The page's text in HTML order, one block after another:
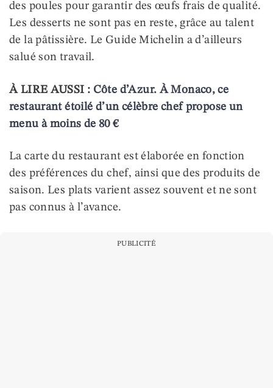
des poules pour garantir des œufs frais de qualité.
Les desserts ne sont pas en reste, grâce au talent
de la pâtissière. Le Guide Michelin a d’ailleurs
salué son travail.
À LIRE AUSSI : Côte d’Azur. À Monaco, ce
restaurant étoilé d’un célèbre chef propose un
menu à moins de 80 €
La carte du restaurant est élaborée en fonction
des préférences du chef, ainsi que des produits de
saison. Les plats varient assez souvent et ne sont
pas connus à l’avance.
PUBLICITÉ